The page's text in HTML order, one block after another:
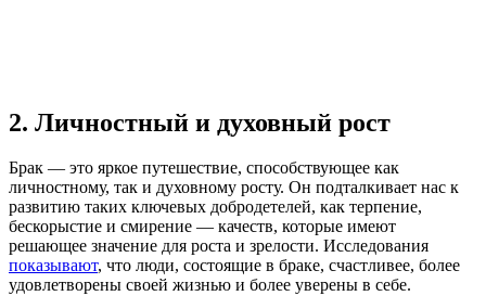
2. Личностный и духовный рост
Брак — это яркое путешествие, способствующее как
личностному, так и духовному росту. Он подталкивает нас к
развитию таких ключевых добродетелей, как терпение,
бескорыстие и смирение — качеств, которые имеют
решающее значение для роста и зрелости. Исследования
показывают, что люди, состоящие в браке, счастливее, более
удовлетворены своей жизнью и более уверены в себе.